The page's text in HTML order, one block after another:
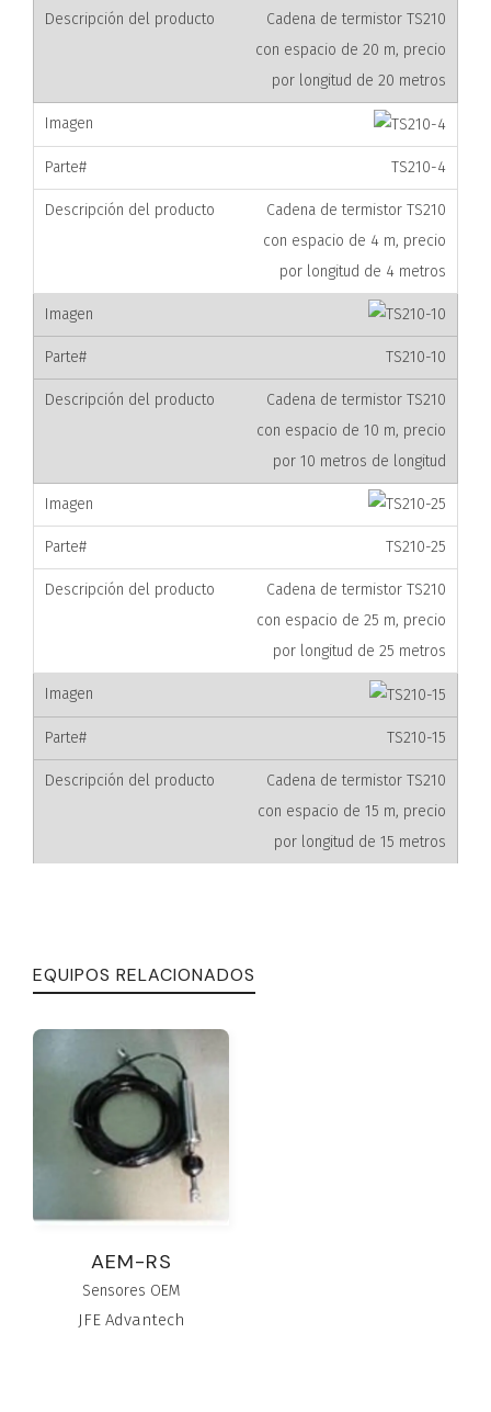
Cadena de termistor TS210
con espacio de 20 m, precio
por longitud de 20 metros
TS210-4
Cadena de termistor TS210
con espacio de 4 m, precio
por longitud de 4 metros
TS210-10
Cadena de termistor TS210
con espacio de 10 m, precio
por 10 metros de longitud
TS210-25
Cadena de termistor TS210
con espacio de 25 m, precio
por longitud de 25 metros
TS210-15
Cadena de termistor TS210
con espacio de 15 m, precio
por longitud de 15 metros
EQUIPOS RELACIONADOS
AEM-RS
Sensores OEM
JFE Advantech